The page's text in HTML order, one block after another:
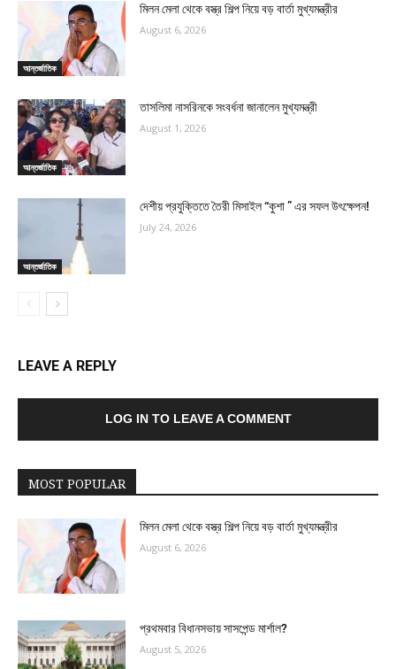
আন্তর্জাতিক
মিলন মেলা থেকে বস্ত্র শিল্প নিয়ে বড় বার্তা মুখ্যমন্ত্রীর
August 6, 2026
আন্তর্জাতিক
তাসলিমা নাসরিনকে সংবর্ধনা জানালেন মুখ্যমন্ত্রী
August 1, 2026
আন্তর্জাতিক
দেশীয় প্রযুক্তিতে তৈরী মিসাইল “কুশা ” এর সফল উৎক্ষেপন!
July 24, 2026
LEAVE A REPLY
LOG IN TO LEAVE A COMMENT
MOST POPULAR
মিলন মেলা থেকে বস্ত্র শিল্প নিয়ে বড় বার্তা মুখ্যমন্ত্রীর
August 6, 2026
প্রথমবার বিধানসভায় সাসপেন্ড মার্শাল?
August 5, 2026